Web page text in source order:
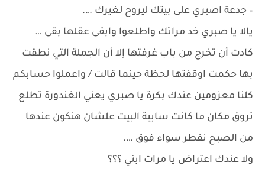
– جدعة اصبري على بيتك ليروح لغيرك ….
يالا يا صبري خد مراتك واطلعوا وابقى عقلها بقى …
كادت أن تخرج من باب غرفتها إلا أن الجملة التي نطقت
بها حكمت اوقفتها لحظة حينما قالت / واعملوا حسابكم
كلنا معزومين عندك بكرة يا صبري يعني الغندورة تطلع
تروق مكان ما كانت سايبة البيت علشان هنكون عندها
من الصبح نفطر سواء فوق ….
ولا عندك اعتراض يا مرات ابني ؟؟؟